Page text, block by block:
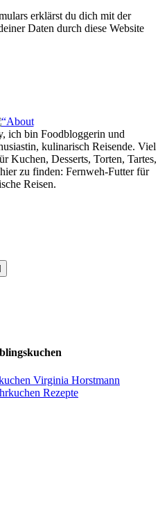
erklärst du dich mit der
Daten durch diese Website
ich bin Foodbloggerin und
kulinarisch Reisende. Viel
Kuchen, Desserts, Torten, Tartes,
zu finden: Fernweh-Futter für
Reisen.